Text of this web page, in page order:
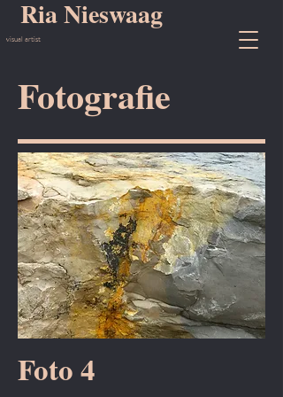
Ria Nieswaag
visual artist
Fotografie
Foto 4